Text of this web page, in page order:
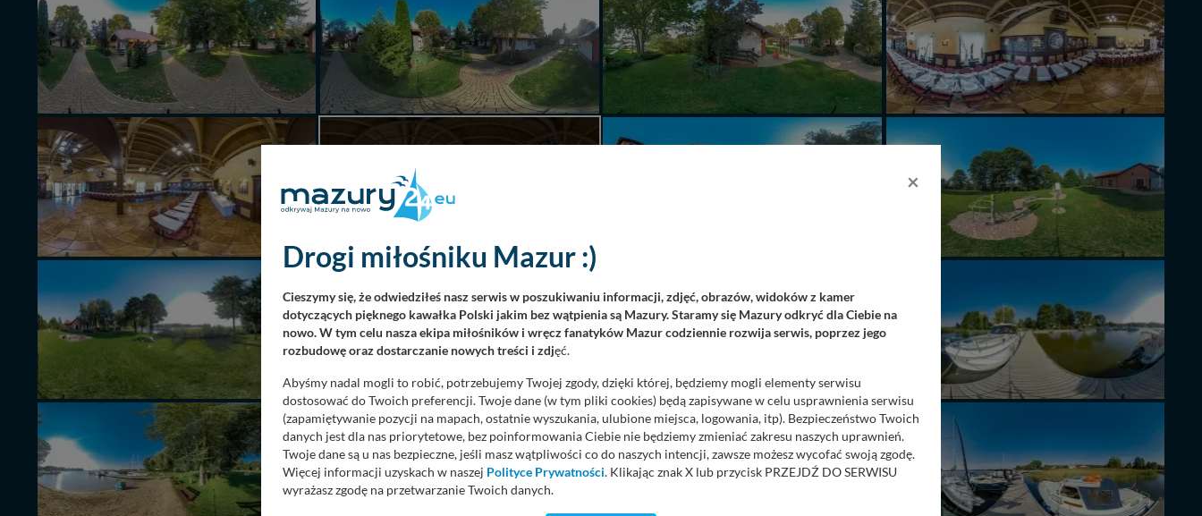
AKTUALNIE PRZEGLĄDANA
PANORAMA
×
Drogi miłośniku Mazur :)
Cieszymy się, że odwiedziłeś nasz serwis w poszukiwaniu informacji, zdjęć, obrazów, widoków z kamer
dotyczących pięknego kawałka Polski jakim bez wątpienia są Mazury. Staramy się Mazury odkryć dla Ciebie na
nowo. W tym celu nasza ekipa miłośników i wręcz fanatyków Mazur codziennie rozwija serwis, poprzez jego
rozbudowę oraz dostarczanie nowych treści i zdjęć.
Abyśmy nadal mogli to robić, potrzebujemy Twojej zgody, dzięki której, będziemy mogli elementy serwisu
dostosować do Twoich preferencji. Twoje dane (w tym pliki cookies) będą zapisywane w celu usprawnienia serwisu
(zapamiętywanie pozycji na mapach, ostatnie wyszukania, ulubione miejsca, logowania, itp). Bezpieczeństwo Twoich
danych jest dla nas priorytetowe, bez poinformowania Ciebie nie będziemy zmieniać zakresu naszych uprawnień.
Twoje dane są u nas bezpieczne, jeśli masz wątpliwości co do naszych intencji, zawsze możesz wycofać swoją zgodę.
Więcej informacji uzyskach w naszej Polityce Prywatności. Klikając znak X lub przycisk PRZEJDŹ DO SERWISU
wyrażasz zgodę na przetwarzanie Twoich danych.